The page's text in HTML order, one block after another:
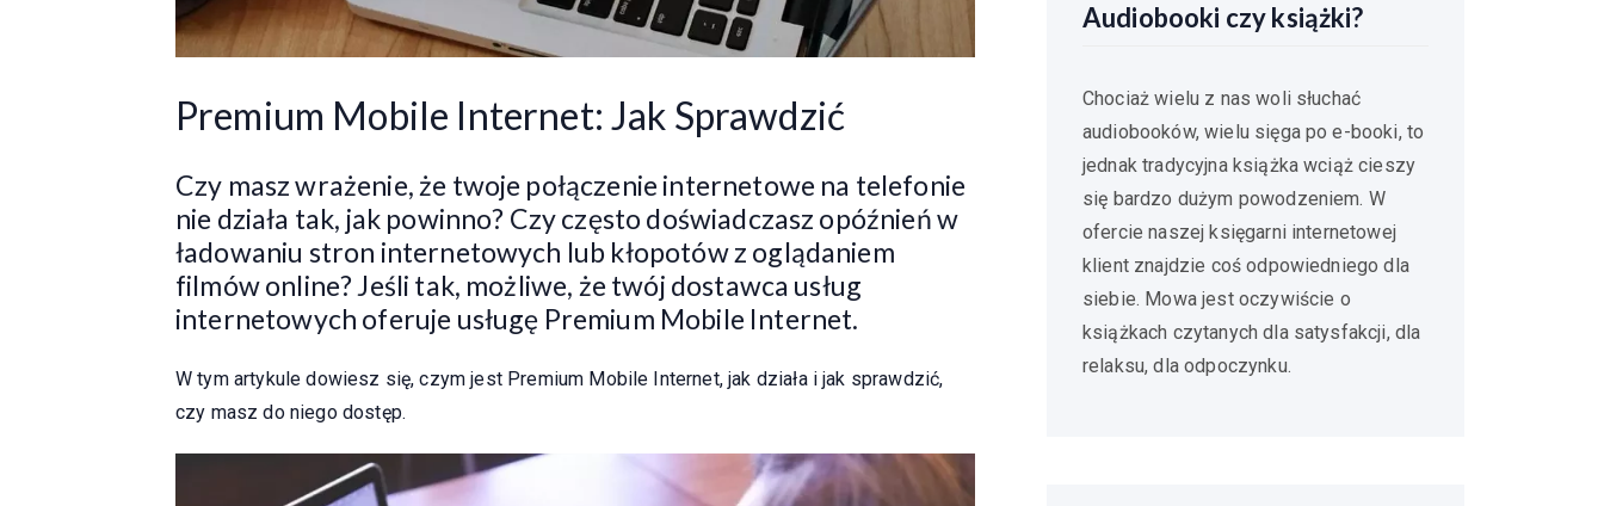
Premium Mobile Internet: Jak Sprawdzić
Czy masz wrażenie, że twoje połączenie internetowe na telefonie
nie działa tak, jak powinno? Czy często doświadczasz opóźnień w
ładowaniu stron internetowych lub kłopotów z oglądaniem
filmów online? Jeśli tak, możliwe, że twój dostawca usług
internetowych oferuje usługę Premium Mobile Internet.
W tym artykule dowiesz się, czym jest Premium Mobile Internet, jak działa i jak sprawdzić,
czy masz do niego dostęp.
Audiobooki czy książki?
Chociaż wielu z nas woli słuchać
audiobooków, wielu sięga po e-booki, to
jednak tradycyjna książka wciąż cieszy
się bardzo dużym powodzeniem. W
ofercie naszej księgarni internetowej
klient znajdzie coś odpowiedniego dla
siebie. Mowa jest oczywiście o
książkach czytanych dla satysfakcji, dla
relaksu, dla odpoczynku.